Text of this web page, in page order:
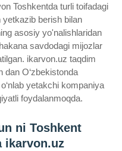
Toshkentda turli toifadagi
berish bilan
asosiy yo'nalishlaridan
savdodagi mijozlar
ikarvon.uz taqdim
dan O‘zbekistonda
yetakchi kompaniya
foydalanmoqda.
ni Toshkent
ikarvon.uz